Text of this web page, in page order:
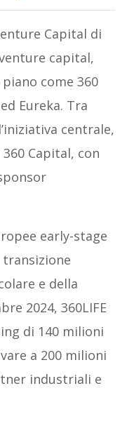
Capital di
capital,
come 360
Eureka. Tra
centrale,
Capital, con
early-stage
e della
2024, 360LIFE
di 140 milioni
a 200 milioni
industriali e